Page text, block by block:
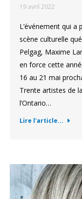
19 avril 2022
L’événement qui a
scène culturelle
Pelgag, Maxime
en force cette
16 au 21 mai
Trente artistes de
l’Ontario…
Lire l'article...